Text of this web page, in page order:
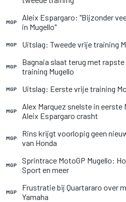
MGP
Aleix Espargaro: "Bijzonder
in Mugello"
MGP Uitslag: Tweede vrije training
MGP
Bagnaia slaat terug met
training Mugello
MGP Uitslag: Eerste vrije training
MGP
Alex Marquez snelste in
Aleix Espargaro crasht
MGP
Rins krijgt voorlopig geen
van Honda
MGP
Sprintrace MotoGP Mugello:
Sport en meer
MGP
Frustratie bij Quartararo over
Yamaha